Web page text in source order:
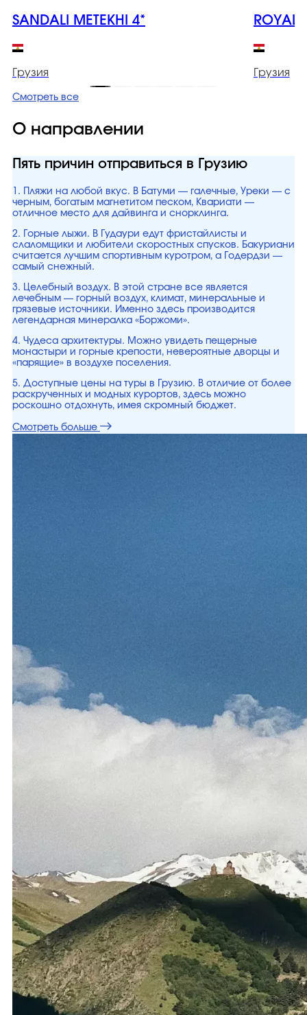
SANDALI METEKHI 4*
Грузия
ROYAL
Грузия
Смотреть все
О направлении
Пять причин отправиться в Грузию
1. Пляжи на любой вкус. В Батуми — галечные, Уреки — с
черным, богатым магнетитом песком, Квариати —
отличное место для дайвинга и снорклинга.
2. Горные лыжи. В Гудаури едут фристайлисты и
слаломщики и любители скоростных спусков. Бакуриани
считается лучшим спортивным куротром, а Годердзи —
самый снежный.
3. Целебный воздух. В этой стране все является
лечебным — горный воздух, климат, минеральные и
грязевые источники. Именно здесь производится
легендарная минералка «Боржоми».
4. Чудеса архитектуры. Можно увидеть пещерные
монастыри и горные крепости, невероятные дворцы и
«парящие» в воздухе поселения.
5. Доступные цены на туры в Грузию. В отличие от более
раскрученных и модных курортов, здесь можно
роскошно отдохнуть, имея скромный бюджет.
Смотреть больше